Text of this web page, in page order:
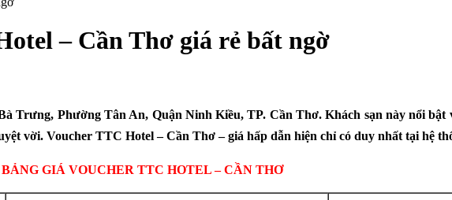
– Cần Thơ giá rẻ bất ngờ
Trưng, Phường Tân An, Quận Ninh Kiều, TP. Cần Thơ.Khách sạn này nổi
vời. Voucher TTC Hotel – Cần Thơ – giá hấp dẫn hiện chỉ có duy nhất tại hệ
BẢNG GIÁ VOUCHER TTC HOTEL – CẦN THƠ